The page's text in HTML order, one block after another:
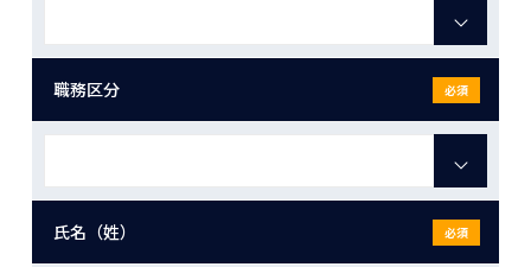
職務区分 必須
氏名（姓） 必須